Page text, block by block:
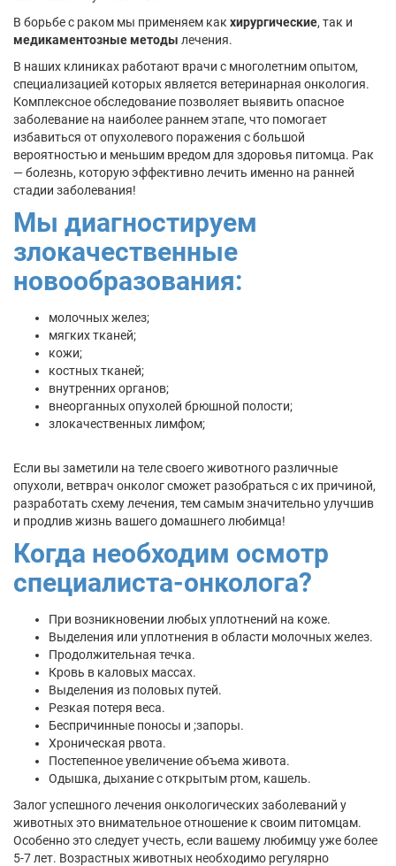
В борьбе с раком мы применяем как хирургические, так и
медикаментозные методы лечения.
В наших клиниках работают врачи с многолетним опытом,
специализацией которых является ветеринарная онкология.
Комплексное обследование позволяет выявить опасное
заболевание на наиболее раннем этапе, что помогает
избавиться от опухолевого поражения с большой
вероятностью и меньшим вредом для здоровья питомца. Рак
— болезнь, которую эффективно лечить именно на ранней
стадии заболевания!
Мы диагностируем
злокачественные
новообразования:
молочных желез;
мягких тканей;
кожи;
костных тканей;
внутренних органов;
внеорганных опухолей брюшной полости;
злокачественных лимфом;
Если вы заметили на теле своего животного различные
опухоли, ветврач онколог сможет разобраться с их причиной,
разработать схему лечения, тем самым значительно улучшив
и продлив жизнь вашего домашнего любимца!
Когда необходим осмотр
специалиста-онколога?
При возникновении любых уплотнений на коже.
Выделения или уплотнения в области молочных желез.
Продолжительная течка.
Кровь в каловых массах.
Выделения из половых путей.
Резкая потеря веса.
Беспричинные поносы и ;запоры.
Хроническая рвота.
Постепенное увеличение объема живота.
Одышка, дыхание с открытым ртом, кашель.
Залог успешного лечения онкологических заболеваний у
животных это внимательное отношение к своим питомцам.
Особенно это следует учесть, если вашему любимцу уже более
5-7 лет. Возрастных животных необходимо регулярно